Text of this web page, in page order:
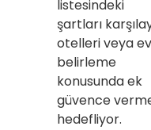
listesindeki
şartları
otelleri veya
belirleme
konusunda ek
güvence
hedefliyor.